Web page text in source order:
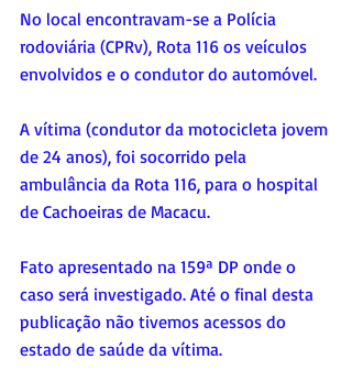
No local encontravam-se a Polícia
rodoviária (CPRv), Rota 116 os veículos
envolvidos e o condutor do automóvel.
A vítima (condutor da motocicleta jovem
de 24 anos), foi socorrido pela
ambulância da Rota 116, para o hospital
de Cachoeiras de Macacu.
Fato apresentado na 159ª DP onde o
caso será investigado. Até o final desta
publicação não tivemos acessos do
estado de saúde da vítima.